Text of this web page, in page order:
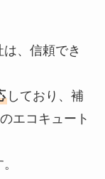
、信頼でき
しており、補
エコキュート